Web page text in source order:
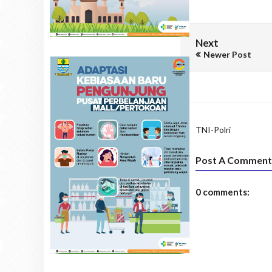
Next
Newer Post
TNI-Polri
Post A
0 comments: